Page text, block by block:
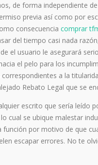
de forma independiente
previa así­ como por
consecuencia comprar
del tiempo casi nada
el usuario le asegurará
el pelo para los
a la
Rebato Legal que se
escrito que sería leído
cual se ubique malestar
por motivo de que
escapar errores. No te